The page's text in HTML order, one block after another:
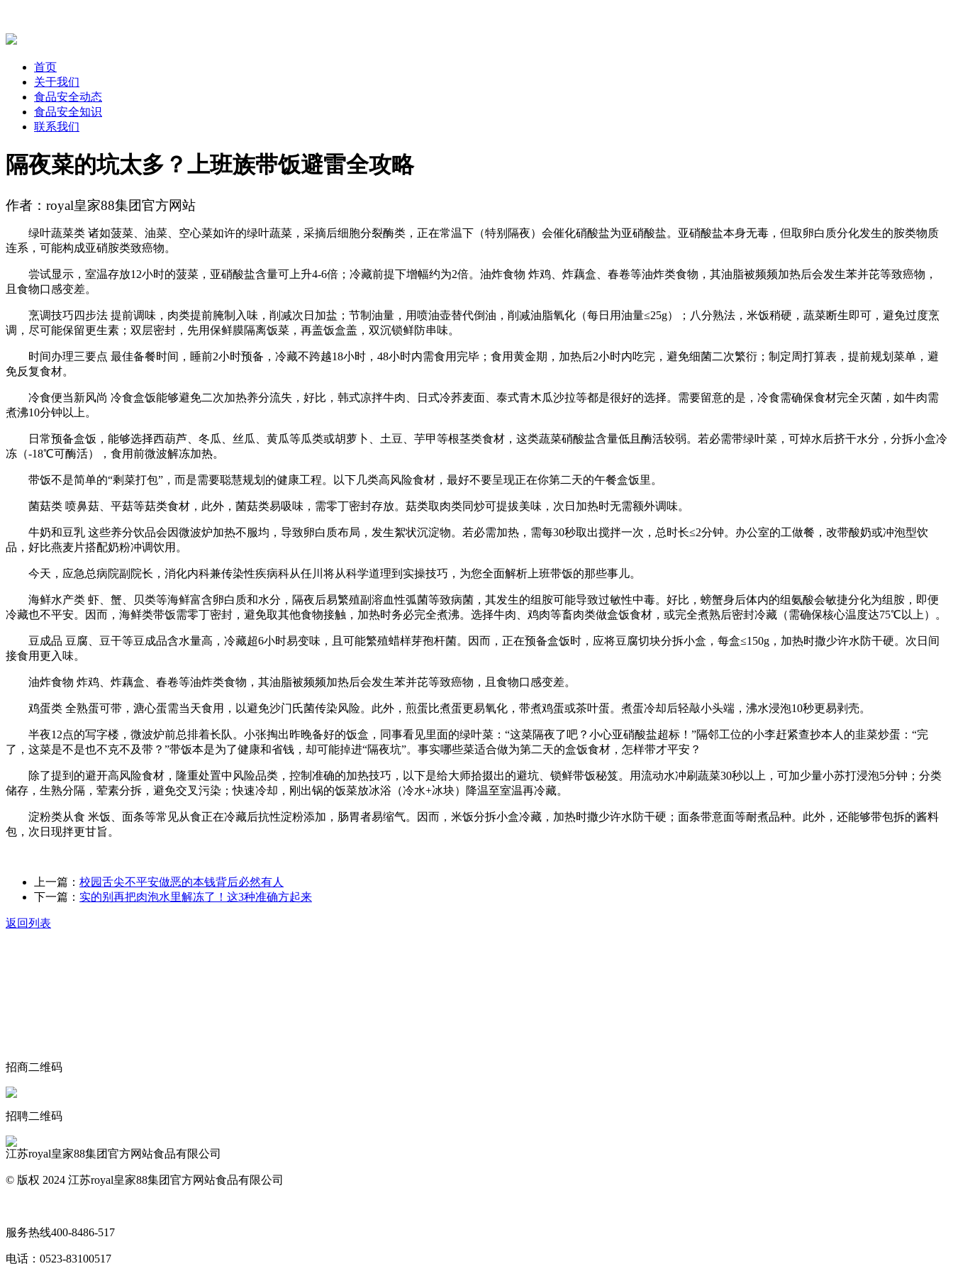
首页
关于我们
食品安全动态
食品安全知识
联系我们
隔夜菜的坑太多？上班族带饭避雷全攻略
作者：royal皇家88集团官方网站
绿叶蔬菜类 诸如菠菜、油菜、空心菜如许的绿叶蔬菜，采摘后细胞分裂酶类，正在常温下（特别隔夜）会催化硝酸盐为亚硝酸盐。亚硝酸盐本身无毒，但取卵白质分化发生的胺类物质
连系，可能构成亚硝胺类致癌物。
尝试显示，室温存放12小时的菠菜，亚硝酸盐含量可上升4-6倍；冷藏前提下增幅约为2倍。油炸食物 炸鸡、炸藕盒、春卷等油炸类食物，其油脂被频频加热后会发生苯并芘等致癌物，
且食物口感变差。
烹调技巧四步法 提前调味，肉类提前腌制入味，削减次日加盐；节制油量，用喷油壶替代倒油，削减油脂氧化（每日用油量≤25g）；八分熟法，米饭稍硬，蔬菜断生即可，避免过度烹
调，尽可能保留更生素；双层密封，先用保鲜膜隔离饭菜，再盖饭盒盖，双沉锁鲜防串味。
时间办理三要点 最佳备餐时间，睡前2小时预备，冷藏不跨越18小时，48小时内需食用完毕；食用黄金期，加热后2小时内吃完，避免细菌二次繁衍；制定周打算表，提前规划菜单，避
免反复食材。
冷食便当新风尚 冷食盒饭能够避免二次加热养分流失，好比，韩式凉拌牛肉、日式冷荞麦面、泰式青木瓜沙拉等都是很好的选择。需要留意的是，冷食需确保食材完全灭菌，如牛肉需
煮沸10分钟以上。
日常预备盒饭，能够选择西葫芦、冬瓜、丝瓜、黄瓜等瓜类或胡萝卜、土豆、芋甲等根茎类食材，这类蔬菜硝酸盐含量低且酶活较弱。若必需带绿叶菜，可焯水后挤干水分，分拆小盒冷
冻（-18℃可酶活），食用前微波解冻加热。
带饭不是简单的“剩菜打包”，而是需要聪慧规划的健康工程。以下几类高风险食材，最好不要呈现正在你第二天的午餐盒饭里。
菌菇类 喷鼻菇、平菇等菇类食材，此外，菌菇类易吸味，需零丁密封存放。菇类取肉类同炒可提拔美味，次日加热时无需额外调味。
牛奶和豆乳 这些养分饮品会因微波炉加热不服均，导致卵白质布局，发生絮状沉淀物。若必需加热，需每30秒取出搅拌一次，总时长≤2分钟。办公室的工做餐，改带酸奶或冲泡型饮
品，好比燕麦片搭配奶粉冲调饮用。
今天，应急总病院副院长，消化内科兼传染性疾病科从任川将从科学道理到实操技巧，为您全面解析上班带饭的那些事儿。
海鲜水产类 虾、蟹、贝类等海鲜富含卵白质和水分，隔夜后易繁殖副溶血性弧菌等致病菌，其发生的组胺可能导致过敏性中毒。好比，螃蟹身后体内的组氨酸会敏捷分化为组胺，即便
冷藏也不平安。因而，海鲜类带饭需零丁密封，避免取其他食物接触，加热时务必完全煮沸。选择牛肉、鸡肉等畜肉类做盒饭食材，或完全煮熟后密封冷藏（需确保核心温度达75℃以上）。
豆成品 豆腐、豆干等豆成品含水量高，冷藏超6小时易变味，且可能繁殖蜡样芽孢杆菌。因而，正在预备盒饭时，应将豆腐切块分拆小盒，每盒≤150g，加热时撒少许水防干硬。次日间
接食用更入味。
油炸食物 炸鸡、炸藕盒、春卷等油炸类食物，其油脂被频频加热后会发生苯并芘等致癌物，且食物口感变差。
鸡蛋类 全熟蛋可带，溏心蛋需当天食用，以避免沙门氏菌传染风险。此外，煎蛋比煮蛋更易氧化，带煮鸡蛋或茶叶蛋。煮蛋冷却后轻敲小头端，沸水浸泡10秒更易剥壳。
半夜12点的写字楼，微波炉前总排着长队。小张掏出昨晚备好的饭盒，同事看见里面的绿叶菜：“这菜隔夜了吧？小心亚硝酸盐超标！”隔邻工位的小李赶紧查抄本人的韭菜炒蛋：“完
了，这菜是不是也不克不及带？”带饭本是为了健康和省钱，却可能掉进“隔夜坑”。事实哪些菜适合做为第二天的盒饭食材，怎样带才平安？
除了提到的避开高风险食材，隆重处置中风险品类，控制准确的加热技巧，以下是给大师拾掇出的避坑、锁鲜带饭秘笈。用流动水冲刷蔬菜30秒以上，可加少量小苏打浸泡5分钟；分类
储存，生熟分隔，荤素分拆，避免交叉污染；快速冷却，刚出锅的饭菜放冰浴（冷水+冰块）降温至室温再冷藏。
淀粉类从食 米饭、面条等常见从食正在冷藏后抗性淀粉添加，肠胃者易缩气。因而，米饭分拆小盒冷藏，加热时撒少许水防干硬；面条带意面等耐煮品种。此外，还能够带包拆的酱料
包，次日现拌更甘旨。
上一篇： 校园舌尖不平安做恶的本钱背后必然有人
下一篇： 实的别再把肉泡水里解冻了！这3种准确方起来
返回列表
招商二维码
招聘二维码
江苏royal皇家88集团官方网站食品有限公司
© 版权 2024 江苏royal皇家88集团官方网站食品有限公司
服务热线400-8486-517
电话： 0523-83100517